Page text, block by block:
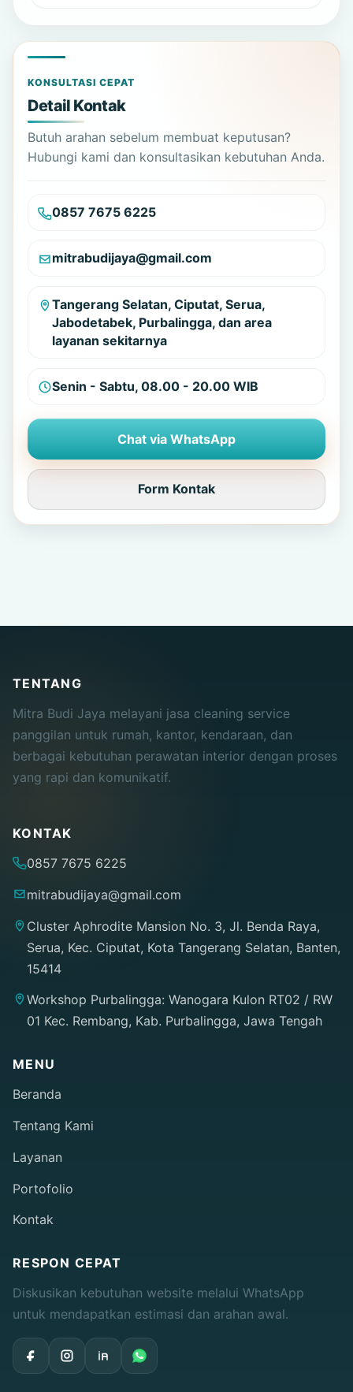
KONSULTASI CEPAT
Detail Kontak
Butuh arahan sebelum membuat keputusan?
Hubungi kami dan konsultasikan kebutuhan Anda.
0857 7675 6225
mitrabudijaya@gmail.com
Tangerang Selatan, Ciputat, Serua,
Jabodetabek, Purbalingga, dan area
layanan sekitarnya
Senin - Sabtu, 08.00 - 20.00 WIB
Chat via WhatsApp
Form Kontak
TENTANG
Mitra Budi Jaya melayani jasa cleaning service
panggilan untuk rumah, kantor, kendaraan, dan
berbagai kebutuhan perawatan interior dengan proses
yang rapi dan komunikatif.
KONTAK
0857 7675 6225
mitrabudijaya@gmail.com
Cluster Aphrodite Mansion No. 3, Jl. Benda Raya,
Serua, Kec. Ciputat, Kota Tangerang Selatan, Banten,
15414
Workshop Purbalingga: Wanogara Kulon RT02 / RW
01 Kec. Rembang, Kab. Purbalingga, Jawa Tengah
MENU
Beranda
Tentang Kami
Layanan
Portofolio
Kontak
RESPON CEPAT
Diskusikan kebutuhan website melalui WhatsApp
untuk mendapatkan estimasi dan arahan awal.